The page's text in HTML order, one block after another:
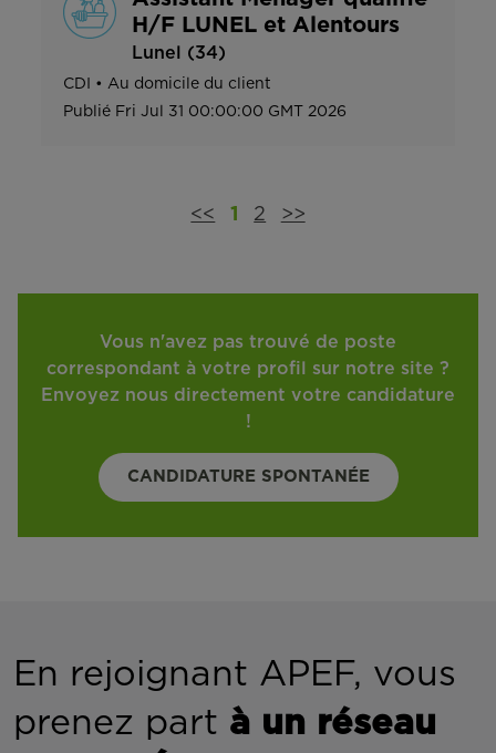
H/F LUNEL et Alentours
Lunel (34)
CDI • Au domicile du client
Publié Fri Jul 31 00:00:00 GMT 2026
<< 1 2 >>
Vous n'avez pas trouvé de poste
correspondant à votre profil sur notre site ?
Envoyez nous directement votre candidature
!
CANDIDATURE SPONTANÉE
En rejoignant APEF, vous
prenez part à un réseau